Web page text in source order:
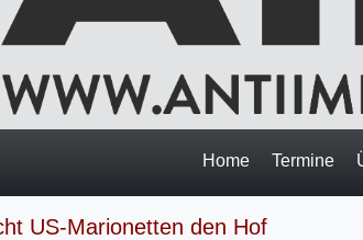
Home Termine
US-Marionetten den Hof